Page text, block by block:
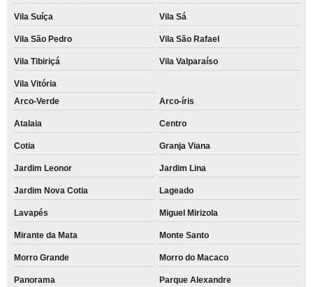
Vila Suíça Vila Sá
Vila São Pedro Vila São Rafael
Vila Tibiriçá Vila Valparaíso
Vila Vitória
Arco-Verde
Arco-íris
Atalaia Centro
Cotia Granja Viana
Jardim Leonor Jardim Lina
Jardim Nova Cotia Lageado
Lavapés Miguel Mirizola
Mirante da Mata Monte Santo
Morro Grande Morro do Macaco
Panorama Parque Alexandre